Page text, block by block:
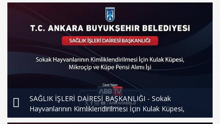
SAĞLIK İŞLERİ DAİRESİ BAŞKANLIĞI - Sokak
Hayvanlarının Kimliklendirilmesi İçin Kulak Küpesi,
Mikroçip ve Küpe Pensi Alımı İşi